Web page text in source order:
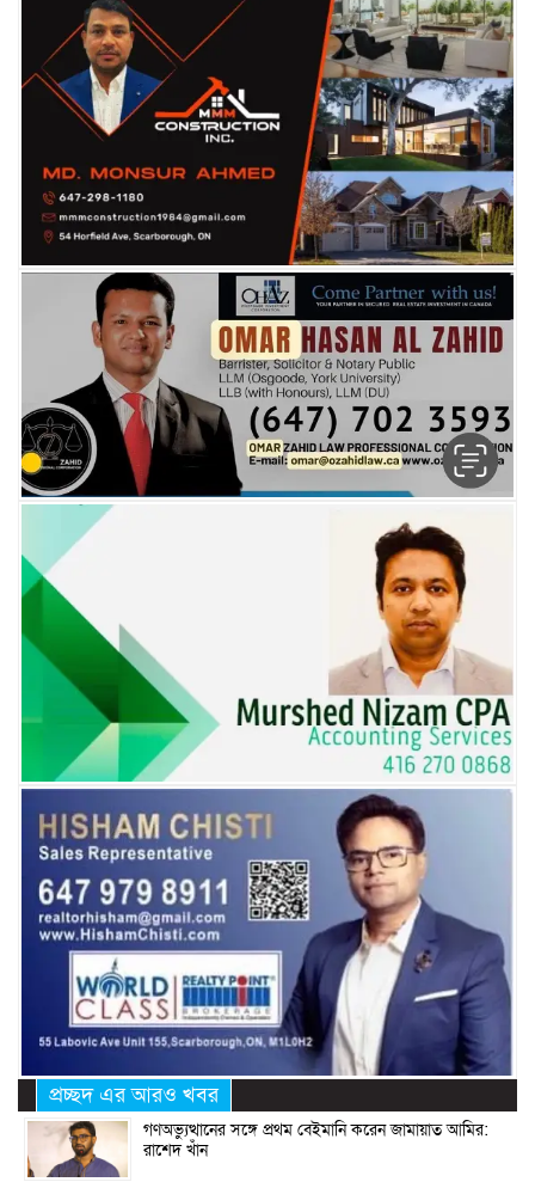
প্রচ্ছদ এর আরও খবর
গণঅভ্যুত্থানের সঙ্গে প্রথম বেইমানি করেন জামায়াত আমির:
রাশেদ খাঁন